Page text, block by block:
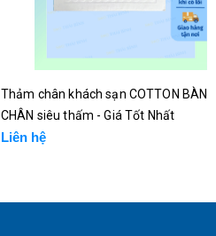
Thảm chân khách sạn COTTON BÀN
CHÂN siêu thấm - Giá Tốt Nhất
Liên hệ